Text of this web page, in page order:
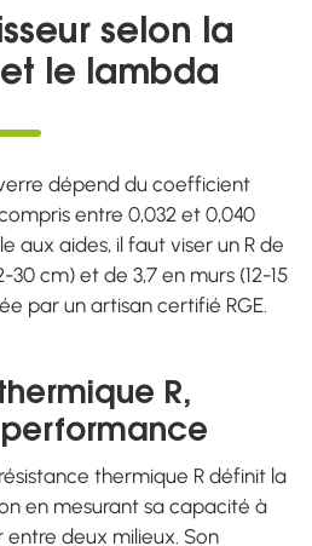
selon la
le lambda
dépend du coefficient
entre 0,032 et 0,040
aux aides, il faut viser un R de
cm) et de 3,7 en murs (12-15
par un artisan certifié RGE.
R,
thermique R définit la
en mesurant sa capacité à
deux milieux. Son